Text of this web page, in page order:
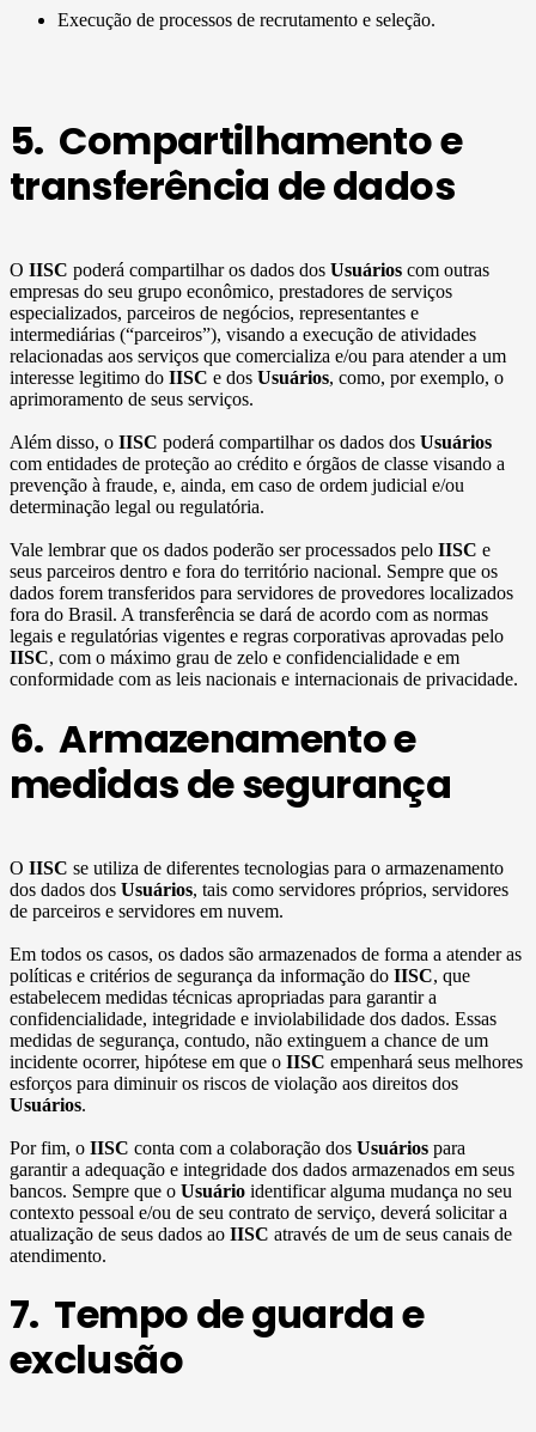
Execução de processos de recrutamento e seleção.
5. Compartilhamento e
transferência de dados
O IISC poderá compartilhar os dados dos Usuários com outras
empresas do seu grupo econômico, prestadores de serviços
especializados, parceiros de negócios, representantes e
intermediárias (“parceiros”), visando a execução de atividades
relacionadas aos serviços que comercializa e/ou para atender a um
interesse legitimo do IISC e dos Usuários, como, por exemplo, o
aprimoramento de seus serviços.
Além disso, o IISC poderá compartilhar os dados dos Usuários
com entidades de proteção ao crédito e órgãos de classe visando a
prevenção à fraude, e, ainda, em caso de ordem judicial e/ou
determinação legal ou regulatória.
Vale lembrar que os dados poderão ser processados pelo IISC e
seus parceiros dentro e fora do território nacional. Sempre que os
dados forem transferidos para servidores de provedores localizados
fora do Brasil. A transferência se dará de acordo com as normas
legais e regulatórias vigentes e regras corporativas aprovadas pelo
IISC, com o máximo grau de zelo e confidencialidade e em
conformidade com as leis nacionais e internacionais de privacidade.
6. Armazenamento e
medidas de segurança
O IISC se utiliza de diferentes tecnologias para o armazenamento
dos dados dos Usuários, tais como servidores próprios, servidores
de parceiros e servidores em nuvem.
Em todos os casos, os dados são armazenados de forma a atender as
políticas e critérios de segurança da informação do IISC, que
estabelecem medidas técnicas apropriadas para garantir a
confidencialidade, integridade e inviolabilidade dos dados. Essas
medidas de segurança, contudo, não extinguem a chance de um
incidente ocorrer, hipótese em que o IISC empenhará seus melhores
esforços para diminuir os riscos de violação aos direitos dos
Usuários.
Por fim, o IISC conta com a colaboração dos Usuários para
garantir a adequação e integridade dos dados armazenados em seus
bancos. Sempre que o Usuário identificar alguma mudança no seu
contexto pessoal e/ou de seu contrato de serviço, deverá solicitar a
atualização de seus dados ao IISC através de um de seus canais de
atendimento.
7. Tempo de guarda e
exclusão